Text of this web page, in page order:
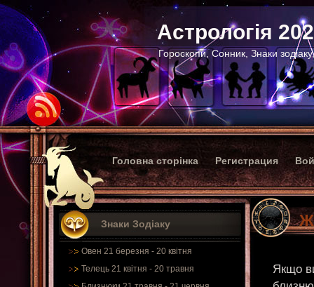
Астрологія
Гороскопи, Сонник, Знаки
Головна сторінка Регистрация
Знаки Зодіаку
Овен 21 березня - 20 квітня
Телець 21 квітня - 20 травня
Якщо